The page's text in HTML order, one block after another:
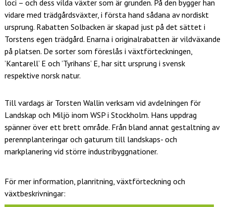
loci – och dess vilda växter som är grunden. På den bygger han
vidare med trädgårdsväxter, i första hand sådana av nordiskt
ursprung. Rabatten Solbacken är skapad just på det sättet i
Torstens egen trädgård. Enarna i originalrabatten är vildväxande
på platsen. De sorter som föreslås i växtförteckningen,
’Kantarell’ E och ’Tyrihans’ E, har sitt ursprung i svensk
respektive norsk natur.
Till vardags är Torsten Wallin verksam vid avdelningen för
Landskap och Miljö inom WSP i Stockholm. Hans uppdrag
spänner över ett brett område. Från bland annat gestaltning av
perennplanteringar och gaturum till landskaps- och
markplanering vid större industribyggnationer.
För mer information, planritning, växtförteckning och
växtbeskrivningar: